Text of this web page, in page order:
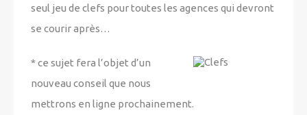
seul jeu de clefs pour toutes les agences qui devront
se courir après…
*ce sujet fera l’objet d’un
nouveau conseil que nous
mettrons en ligne prochainement.